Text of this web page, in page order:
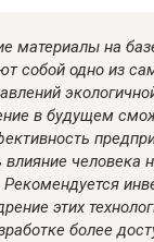
материалы на
собой одно из
в будущем
влияние человека
этих
более